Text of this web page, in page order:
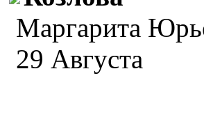
Маргарита
29 Августа